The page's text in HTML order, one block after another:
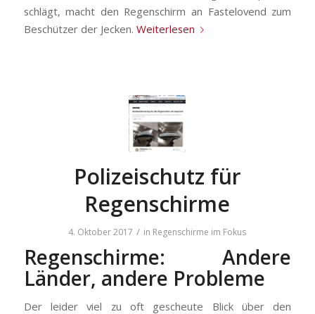
schlägt, macht den Regenschirm an Fastelovend zum
Beschützer der Jecken. Weiterlesen
Polizeischutz für
Regenschirme
4. Oktober 2017 / in Regenschirme im Fokus
Regenschirme: Andere
Länder, andere Probleme
Der leider viel zu oft gescheute Blick über den